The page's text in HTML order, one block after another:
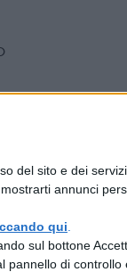
del sito e dei
annunci
qui
sul bottone
pannello di controllo
nuovo
chiederà di
l'app
a iPhone e